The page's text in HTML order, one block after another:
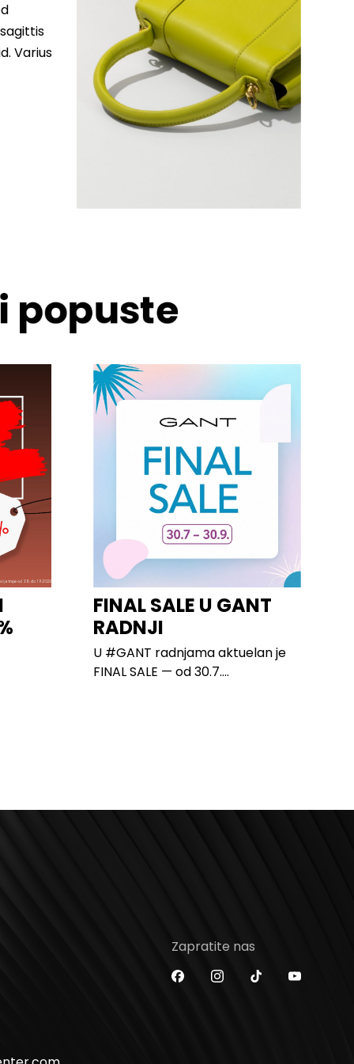
Varius
popuste
FINAL SALE U GANT
RADNJI
U #GANT radnjama aktuelan je
FINAL SALE — od 30.7....
Zapratite nas